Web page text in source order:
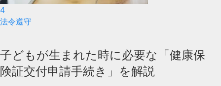
4
法令遵守
子どもが生まれた時に必要な「健康保
険証交付申請手続き」を解説